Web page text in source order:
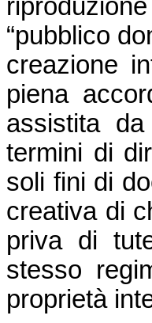
“pubblico
creazione
piena
assistita
termini di
soli fini di
creativa di
priva di
stesso
proprietà